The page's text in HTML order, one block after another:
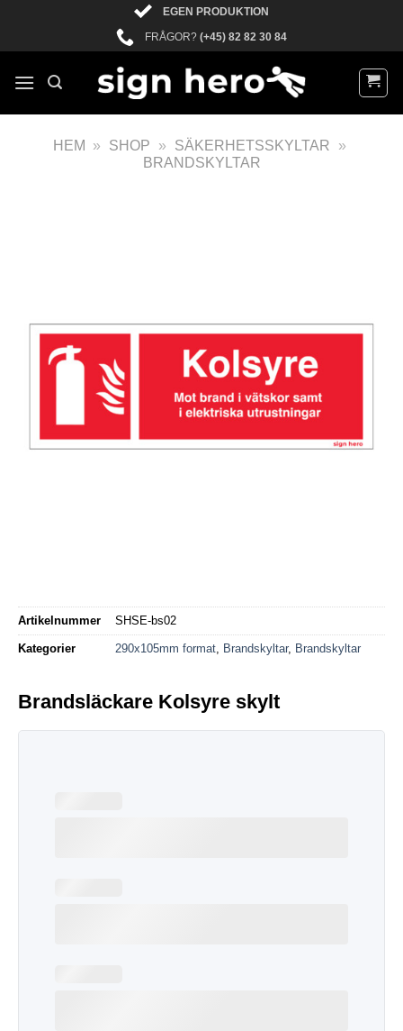
EGEN PRODUKTION
FRÅGOR? (+45) 82 82 30 84
HEM » SHOP » SÄKERHETSSKYLTAR
»
BRANDSKYLTAR
Artikelnummer SHSE-bs02
Kategorier 290x105mm format Brandskyltar, Brandskyltar
Brandsläckare Kolsyre skylt